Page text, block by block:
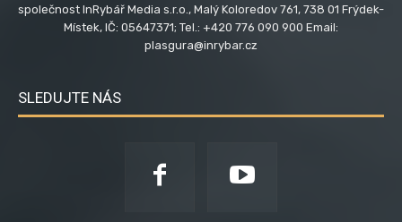
společnost InRybář Media s.r.o., Malý Koloredov 761, 738 01 Frýdek-
Místek, IČ: 05647371; Tel.: +420 776 090 900 Email:
plasgura@inrybar.cz
SLEDUJTE NÁS